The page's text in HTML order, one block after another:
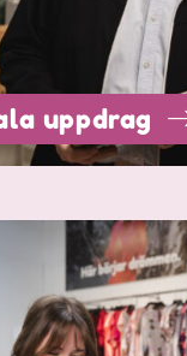
uppdrag